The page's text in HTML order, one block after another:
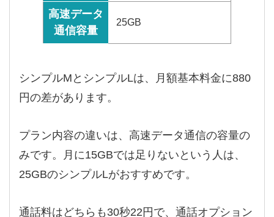
高速データ
通信容量
25GB
シンプルMとシンプルLは、月額基本料金に880
円の差があります。
プラン内容の違いは、高速データ通信の容量の
みです。月に15GBでは足りないという人は、
25GBのシンプルLがおすすめです。
通話料はどちらも30秒22円で、通話オプション